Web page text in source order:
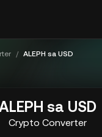
/ ALEPH sa USD
sa USD
Crypto Converter